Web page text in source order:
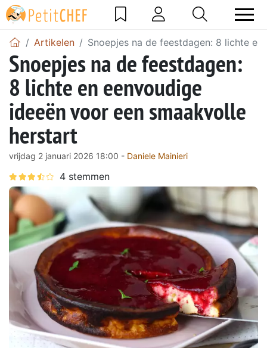
Artikelen Snoepjes na de feestdagen: 8 lichte
Snoepjes na de feestdagen:
8 lichte en eenvoudige
ideeën voor een smaakvolle
herstart
vrijdag 2 januari 2026 18:00 - Daniele Mainieri